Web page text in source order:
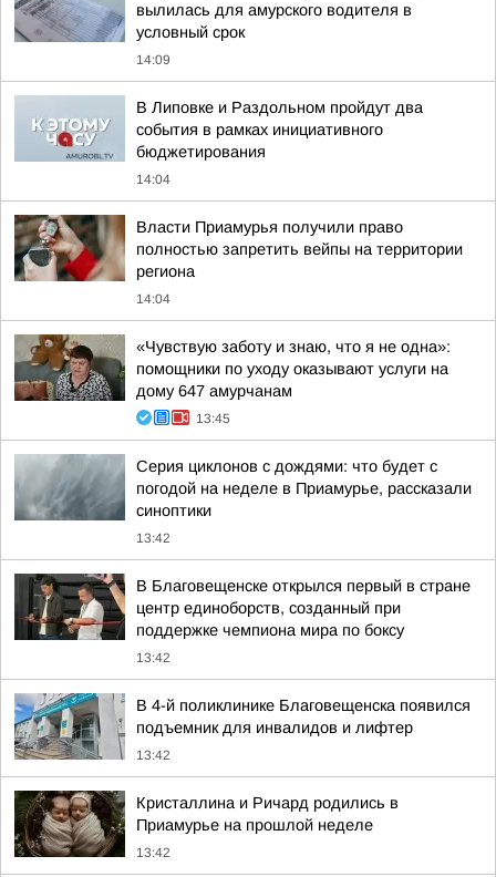
вылилась для амурского водителя в
условный срок
14:09
В Липовке и Раздольном пройдут два
события в рамках инициативного
бюджетирования
14:04
Власти Приамурья получили право
полностью запретить вейпы на территории
региона
14:04
«Чувствую заботу и знаю, что я не одна»:
помощники по уходу оказывают услуги на
дому 647 амурчанам
13:45
Серия циклонов с дождями: что будет с
погодой на неделе в Приамурье, рассказали
синоптики
13:42
В Благовещенске открылся первый в стране
центр единоборств, созданный при
поддержке чемпиона мира по боксу
13:42
В 4-й поликлинике Благовещенска появился
подъемник для инвалидов и лифтер
13:42
Кристаллина и Ричард родились в
Приамурье на прошлой неделе
13:42